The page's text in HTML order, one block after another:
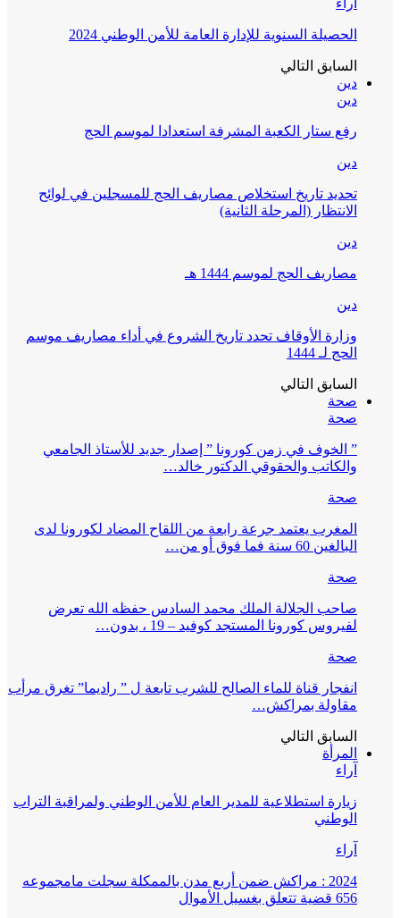
آراء
الحصيلة السنوية للإدارة العامة للأمن الوطني 2024
السابق التالي
دين
دين
رفع ستار الكعبة المشرفة استعدادا لموسم الحج
دين
تحديد تاريخ استخلاص مصاريف الحج للمسجلين في لوائح
الانتظار (المرحلة الثانية)
دين
مصاريف الحج لموسم 1444 هـ
دين
وزارة الأوقاف تحدد تاريخ الشروع في أداء مصاريف موسم
الحج لـ 1444
السابق التالي
صحة
صحة
” الخوف في زمن كورونا ” إصدار جديد للأستاذ الجامعي
والكاتب والحقوقي الدكتور خالد…
صحة
المغرب يعتمد جرعة رابعة من اللقاح المضاد لكورونا لدى
البالغين 60 سنة فما فوق أو من…
صحة
صاحب الجلالة الملك محمد السادس حفظه الله تعرض
لفيروس كورونا المستجد كوفيد – 19 ، بدون…
صحة
انفجار قناة للماء الصالح للشرب تابعة ل ” راديما” تغرق مرأب
مقاولة بمراكش…
السابق التالي
المرأة
آراء
زيارة استطلاعية للمدير العام للأمن الوطني ولمراقبة التراب
الوطني
آراء
2024 : مراكش ضمن أربع مدن بالممكلة سجلت مامجموعه
656 قضية تتعلق بغسيل الأموال